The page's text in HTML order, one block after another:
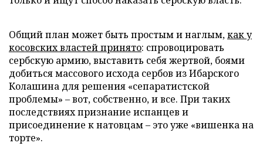
Общий план может быть простым и наглым,как у
косовских властей принято: спровоцировать
сербскую армию, выставить себя жертвой, боями
добиться массового исхода сербов из Ибарского
Колашина для решения «сепаратистской
проблемы» – вот, собственно, и все. При таких
последствиях признание испанцев и
присоединение к натовцам – это уже «вишенка на
торте».